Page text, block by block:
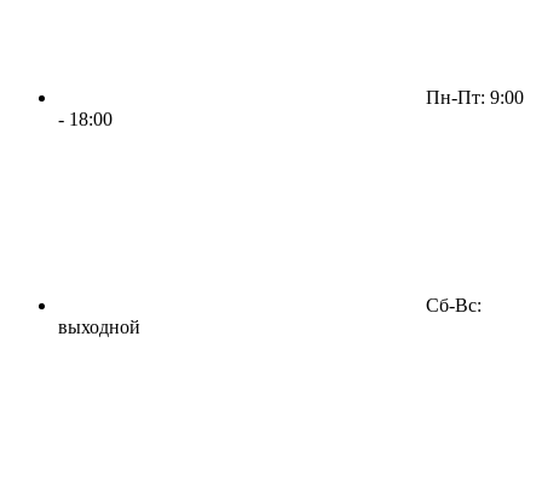
Пн-Пт: 9:00
- 18:00
Сб-Вс:
выходной